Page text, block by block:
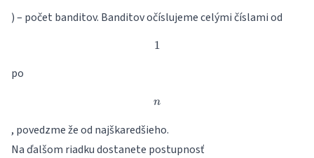
) – počet banditov. Banditov očíslujeme celými číslami od
1
1
po
n
n
, povedzme že od najškaredšieho.
Na ďalšom riadku dostanete postupnosť